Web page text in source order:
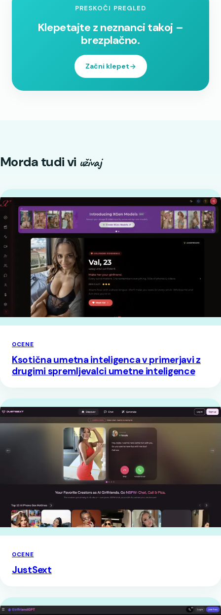
PRESKOČI PREGLED
Klepetajte z neznanci takoj –
brezplačno.
Začni klepet
Morda tudi vi uživaj
OCENE
Ksotična umetna inteligenca v primerjavi z
drugimi spremljevalci umetne inteligence
OCENE
JustSext